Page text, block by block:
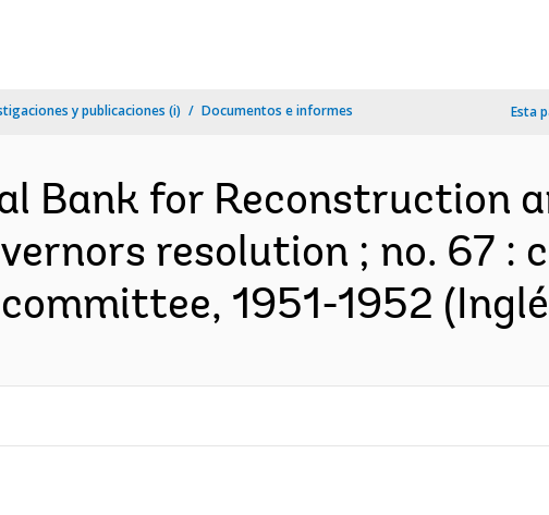
y publicaciones (i) Documentos e informes Esta
Bank for Reconstruction
resolution ; no. 67 :
1951-1952